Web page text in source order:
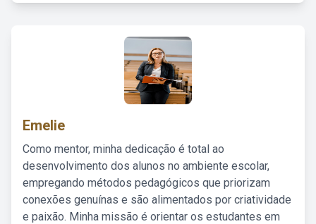
Emelie
Como mentor, minha dedicação é total ao
desenvolvimento dos alunos no ambiente escolar,
empregando métodos pedagógicos que priorizam
conexões genuínas e são alimentados por criatividade
e paixão. Minha missão é orientar os estudantes em